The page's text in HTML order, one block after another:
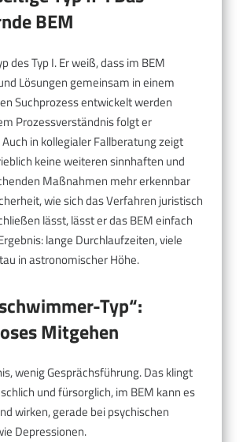
BEM
des Typ I. Er weiß, dass im BEM
Lösungen gemeinsam in einem
Suchprozess entwickelt werden
Prozessverständnis folgt er
in kollegialer Fallberatung zeigt
keine weiteren sinnhaften und
Maßnahmen mehr erkennbar
wie sich das Verfahren juristisch
lässt, lässt er das BEM einfach
lange Durchlaufzeiten, viele
in astronomischer Höhe.
Typ“:
Mitgehen
wenig Gesprächsführung. Das klingt
und fürsorglich, im BEM kann es
wirken, gerade bei psychischen
Depressionen.